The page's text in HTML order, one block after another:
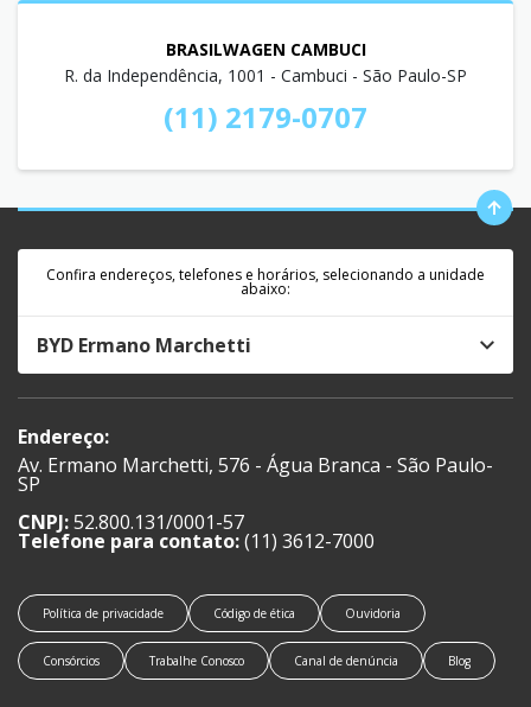
BRASILWAGEN CAMBUCI
R. da Independência, 1001 - Cambuci - São Paulo-SP
(11) 2179-0707
Confira endereços, telefones e horários, selecionando a unidade
abaixo:
BYD Ermano Marchetti
Endereço:
Av. Ermano Marchetti, 576 - Água Branca - São Paulo-
SP
CNPJ:52.800.131/0001-57
Telefone para contato:(11) 3612-7000
Política de privacidade Código de ética Ouvidoria
Consórcios Trabalhe Conosco Canal de denúncia Blog